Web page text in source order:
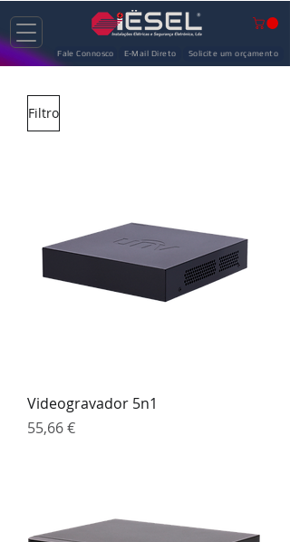
Fale Connosco E-Mail Direto Solicite um orçamento
Filtro
Videogravador 5n1
Preço
55,66 €